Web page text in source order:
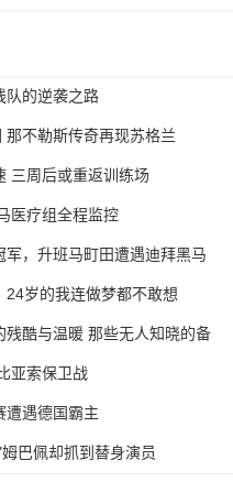
队的逆袭之路
不勒斯传奇再现苏格兰
三周后或重返训练场
医疗组全程监控
，升班马町田遭遇迪拜黑马
24岁的我连做梦都不敢想
酷与温暖 那些无人知晓的备
亚索保卫战
遭遇德国霸主
巴佩却抓到替身演员